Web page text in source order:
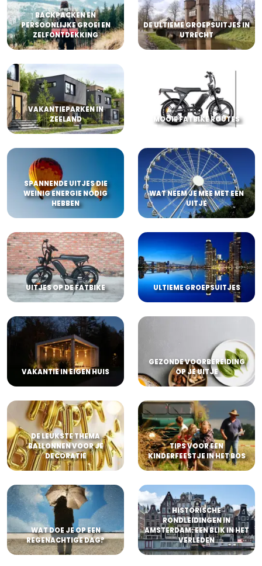
BACKPACKEN EN
PERSOONLIJKE GROEI EN
ZELFONTDEKKING
DE ULTIEME GROEPSUITJES IN
UTRECHT
VAKANTIEPARKEN IN
ZEELAND
MOOIE FATBIKE ROUTES
SPANNENDE UITJES DIE
WEINIG ENERGIE NODIG
HEBBEN
WAT NEEM JE MEE MET EEN
UITJE
UITJES OP DE FATBIKE ULTIEME GROEPSUITJES
VAKANTIE IN EIGEN HUIS
GEZONDE VOORBEREIDING
OP JE UITJE
DE LEUKSTE THEMA
BALLONNEN VOOR JE
DECORATIE
TIPS VOOR EEN
KINDERFEESTJE IN HET BOS
WAT DOE JE OP EEN
REGENACHTIGE DAG?
HISTORISCHE
RONDLEIDINGEN IN
AMSTERDAM: EEN BLIK IN HET
VERLEDEN